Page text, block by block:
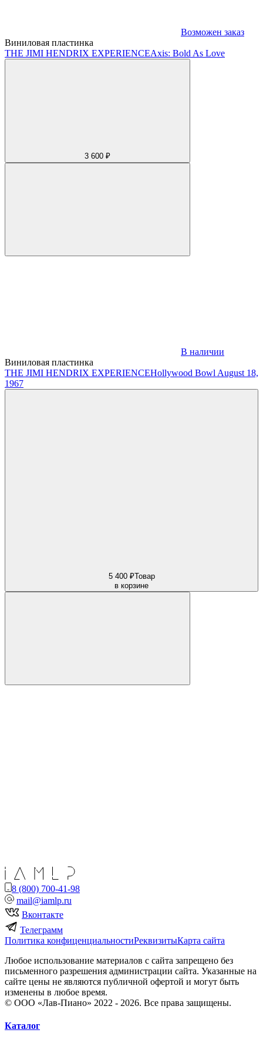
Возможен заказ
Виниловая пластинка
THE JIMI HENDRIX EXPERIENCEAxis: Bold As Love
3 600 ₽
В наличии
Виниловая пластинка
THE JIMI HENDRIX EXPERIENCEHollywood Bowl August 18,
1967
5 400 ₽Товар
в корзине
8 (800) 700-41-98
mail@iamlp.ru
Вконтакте
Телеграмм
Политика конфиценциальностиРеквизитыКарта сайта
Любое использование материалов с сайта запрещено без
письменного разрешения администрации сайта. Указанные на
сайте цены не являются публичной офертой и могут быть
изменены в любое время.
© ООО «Лав-Пиано» 2022 - 2026. Все права защищены.
Каталог